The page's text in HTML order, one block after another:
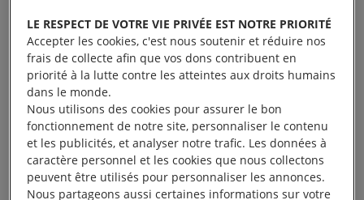
installé à Calais, les autorités démantèlent
régulièrement les campements pour éviter qu’ils ne
deviennent semi-permanents. Outre le démontage
régulier des camps et la confiscation des tentes,
elles ne fournissent pas d’hébergement d’urgence
adéquatin situni de services essentiels à proximité
des campements. Les compagnies de CRS
envoyées sur le terrain, étant formées à faire face
LE RESPECT DE VOTRE VIE PRIVÉE EST NOTRE PRIORITÉ
Accepter les cookies, c'est nous soutenir et réduire nos
frais de collecte afin que vos dons contribuent en
priorité à la lutte contre les atteintes aux droits humains
dans le monde.
Nous utilisons des cookies pour assurer le bon
fonctionnement de notre site, personnaliser le contenu
et les publicités, et analyser notre trafic. Les données à
caractère personnel et les cookies que nous collectons
peuvent être utilisés pour personnaliser les annonces.
Nous partageons aussi certaines informations sur votre